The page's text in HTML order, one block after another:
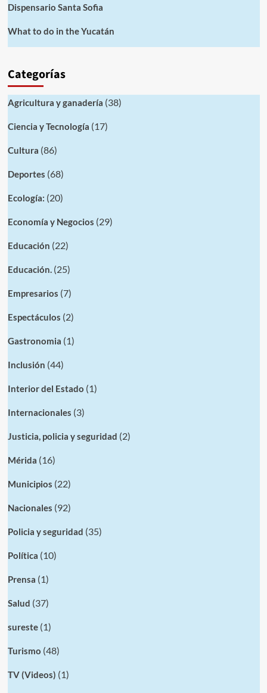
Dispensario Santa Sofia
What to do in the Yucatán
Categorías
Agricultura y ganadería (38)
Ciencia y Tecnología (17)
Cultura (86)
Deportes (68)
Ecología: (20)
Economía y Negocios (29)
Educación (22)
Educación.(25)
Empresarios (7)
Espectáculos (2)
Gastronomia (1)
Inclusión (44)
Interior del Estado (1)
Internacionales (3)
Justicia, policia y seguridad (2)
Mérida (16)
Municipios (22)
Nacionales (92)
Policia y seguridad (35)
Política (10)
Prensa (1)
Salud (37)
sureste(1)
Turismo (48)
TV (Videos) (1)